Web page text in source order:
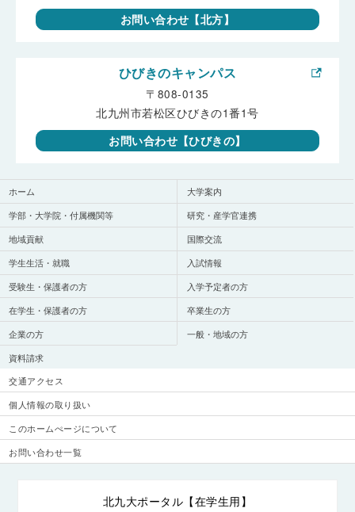
ホーム
大学案内
学部・大学院・付属機関等
研究・産学官連携
地域貢献
国際交流
学生生活・就職
入試情報
受験生・保護者の方
入学予定者の方
在学生・保護者の方
卒業生の方
企業の方
一般・地域の方
資料請求
お問い合わせ【北方】
ひびきのキャンパス
〒808-0135
北九州市若松区ひびきの1番1号
お問い合わせ【ひびきの】
交通アクセス
個人情報の取り扱い
このホームぺージについて
お問い合わせ一覧
北九大ポータル【在学生用】